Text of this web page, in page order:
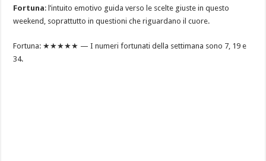
Fortuna: l’intuito emotivo guida verso le scelte giuste in questo
weekend, soprattutto in questioni che riguardano il cuore.
Fortuna: ★★★★★ — I numeri fortunati della settimana sono 7, 19 e
34.